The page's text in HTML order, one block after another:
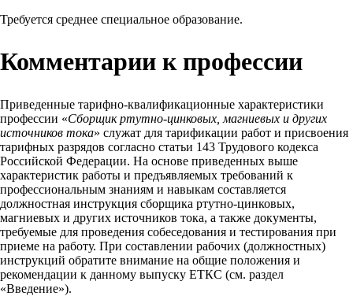
Требуется среднее специальное образование.
Комментарии к профессии
Приведенные тарифно-квалификационные характеристики
профессии «Сборщик ртутно-цинковых, магниевых и других
источников тока» служат для тарификации работ и присвоения
тарифных разрядов согласно статьи 143 Трудового кодекса
Российской Федерации. На основе приведенных выше
характеристик работы и предъявляемых требований к
профессиональным знаниям и навыкам составляется
должностная инструкция сборщика ртутно-цинковых,
магниевых и других источников тока, а также документы,
требуемые для проведения собеседования и тестирования при
приеме на работу. При составлении рабочих (должностных)
инструкций обратите внимание на общие положения и
рекомендации к данному выпуску ЕТКС (см. раздел
«Введение»).